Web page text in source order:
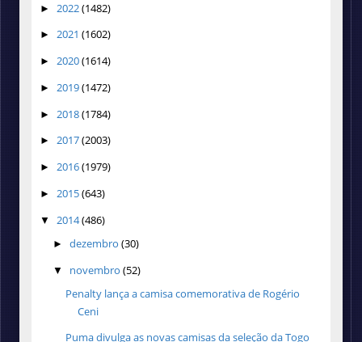
► 2022(1482)
► 2021 (1602)
► 2020(1614)
► 2019(1472)
► 2018(1784)
► 2017(2003)
► 2016(1979)
► 2015(643)
▼ 2014(486)
► dezembro (30)
▼ novembro (52)
Penalty lança a camisa comemorativa de Rogério
Ceni
Puma divulga as novas camisas da seleção da Togo